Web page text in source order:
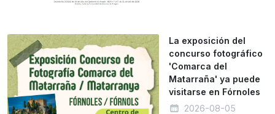
La exposición del
concurso fotográfico
'Comarca del
Matarraña' ya puede
visitarse en Fórnoles
2026-08-05